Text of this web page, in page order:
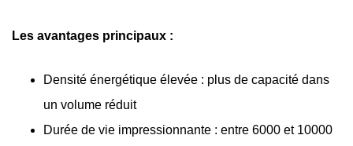
Les avantages principaux :
Densité énergétique élevée : plus de capacité dans
un volume réduit
Durée de vie impressionnante : entre 6000 et 10000